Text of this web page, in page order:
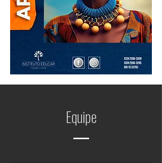
Equipe